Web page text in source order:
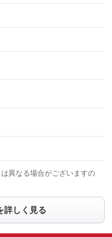
ートヒーター
装備あり
ロントカメラ
装備なし
周囲カメラ
異なる場合がございますの
詳しく見る